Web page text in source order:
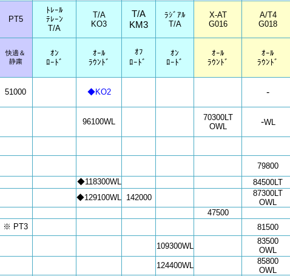
PT5
ﾄﾚｰﾙ
ﾃﾚｰﾝ
T/A
T/A
KO3
T/A
KM3
ﾗｼﾞｱﾙ
T/A
X-AT
G016
A/T4
G018
快適＆
静粛
ｵﾝ
ﾛｰﾄﾞ
ｵｰﾙ
ﾗｳﾝﾄﾞ
ｵﾌ
ﾛｰﾄﾞ
ｵﾝ
ﾛｰﾄﾞ
ｵｰﾙ
ﾗｳﾝﾄﾞ
ｵｰﾙ
ﾗｳﾝﾄﾞ
51000 ◆KO2 -
96100WL
70300LT
OWL
-WL
79800
◆118300WL
84500LT
◆129100WL 142000
87300LT
OWL
47500
※ PT3
81500
109300WL
83500
OWL
124400WL
85800
OWL